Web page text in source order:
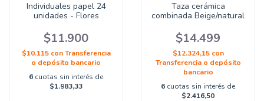
Individuales papel 24
unidades - Flores
$11.900
$10.115 con Transferencia
o depósito bancario
6 cuotas sin interés de
$1.983,33
Taza cerámica
combinada Beige/natural
$14.499
$12.324,15 con
Transferencia o depósito
bancario
6 cuotas sin interés de
$2.416,50